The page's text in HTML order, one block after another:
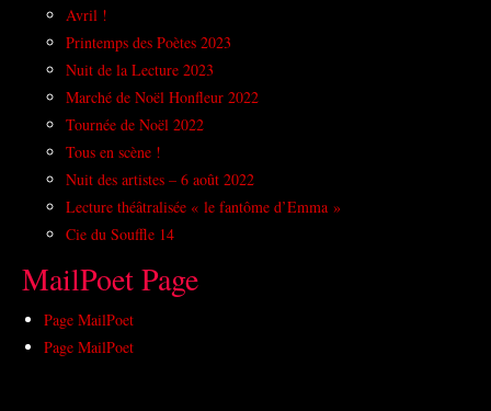
Avril !
Printemps des Poètes 2023
Nuit de la Lecture 2023
Marché de Noël Honfleur 2022
Tournée de Noël 2022
Tous en scène !
Nuit des artistes – 6 août 2022
Lecture théâtralisée « le fantôme d’Emma »
Cie du Souffle 14
MailPoet Page
Page MailPoet
Page MailPoet